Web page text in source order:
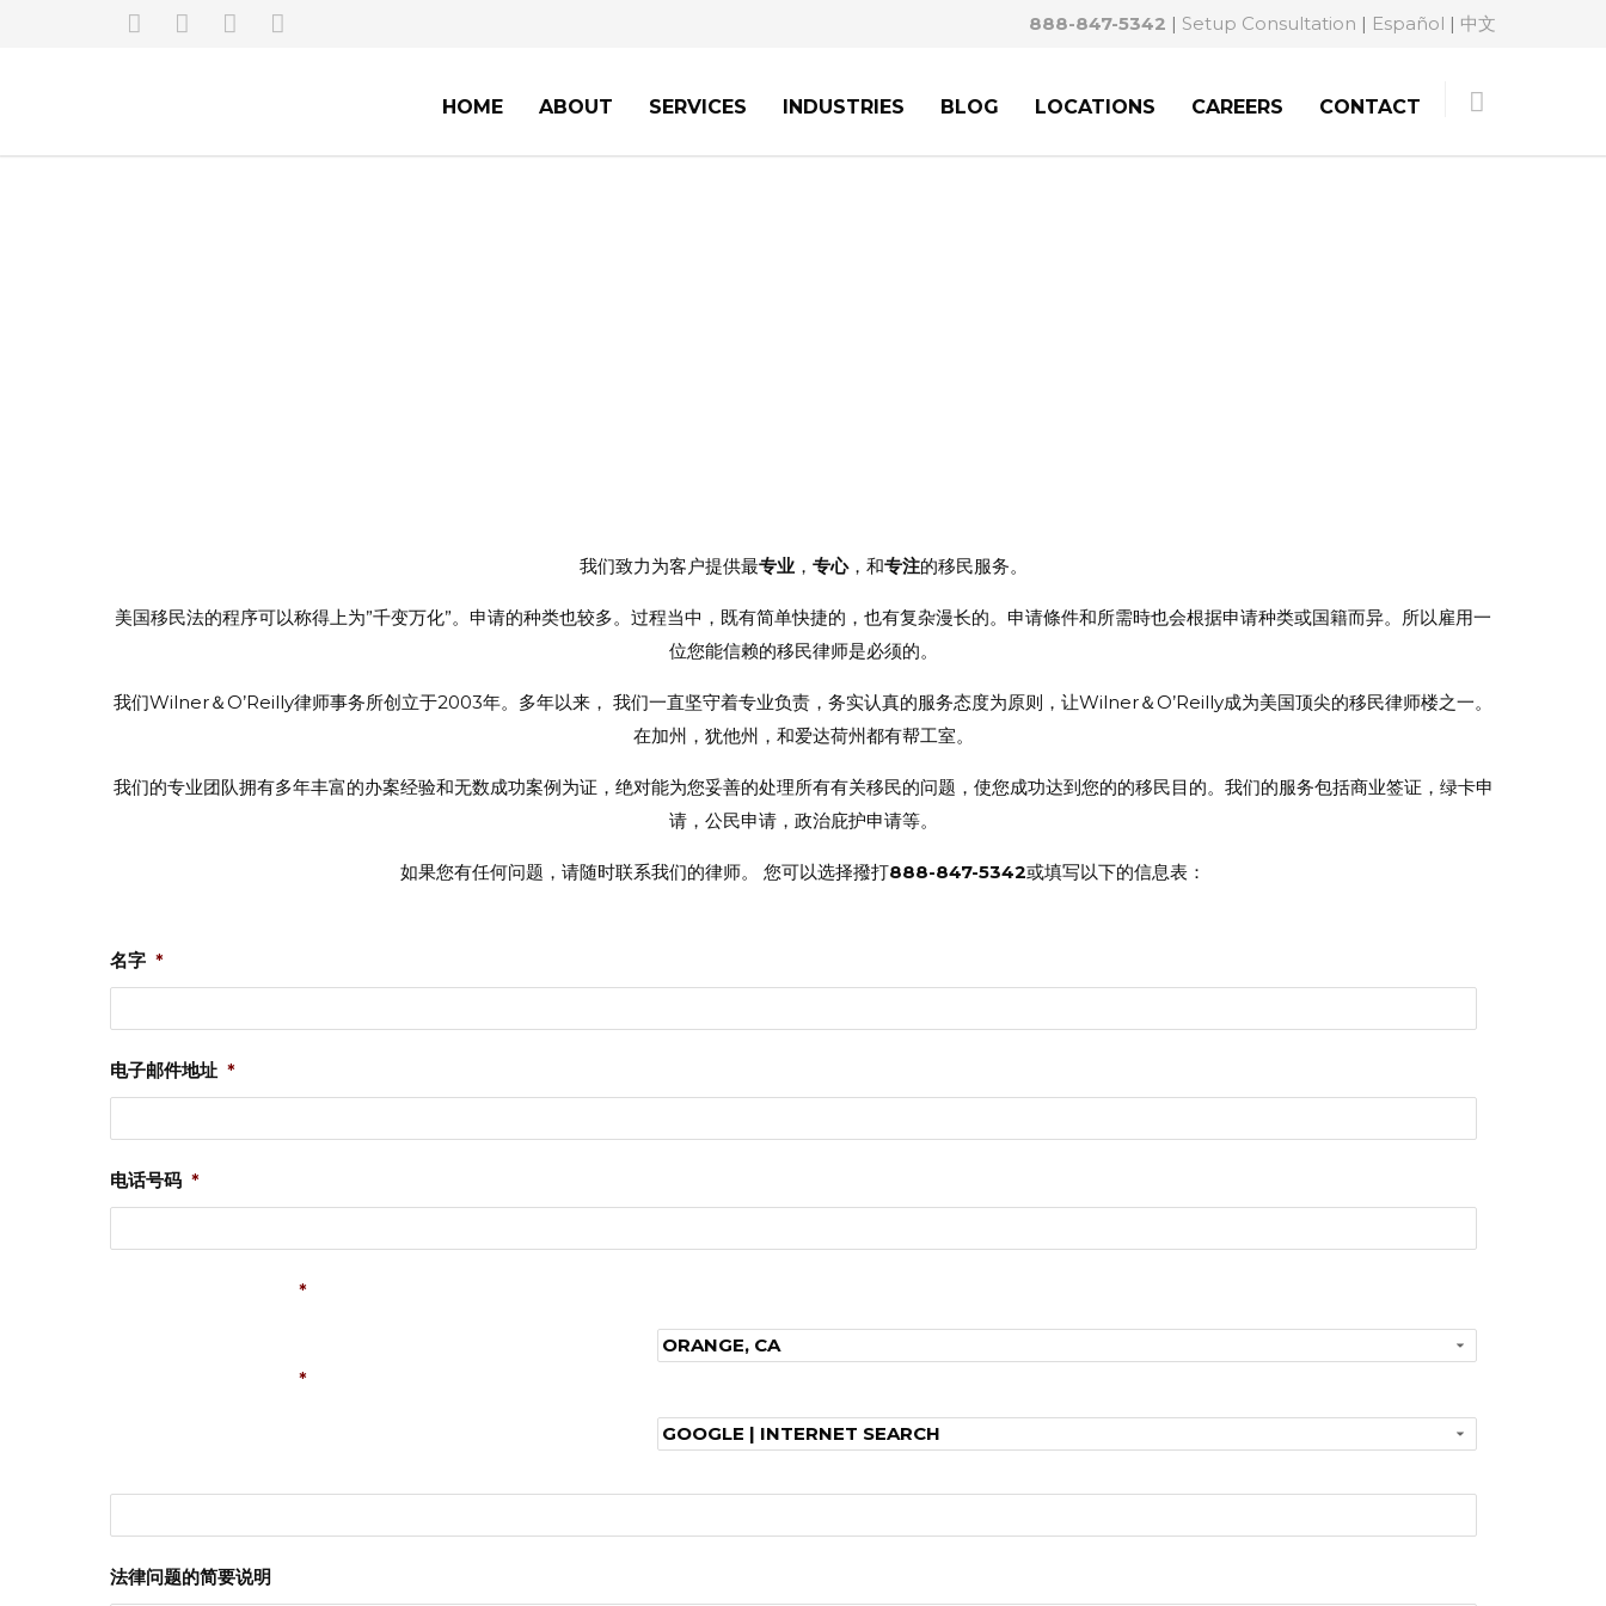
888-847-5342 | Setup Consultation | Español | 中文
HOME ABOUT SERVICES INDUSTRIES BLOG LOCATIONS CAREERS CONTACT
我们致力为客户提供最专业， 专心，和专注的移民服务。
美国移民法的程序可以称得上为”千变万化”。申请的种类也较多。过程当中，既有简单快捷的，也有复杂漫长的。申请條件和所需時也会根据申请种类或国籍而异。所以雇用一
位您能信赖的移民律师是必须的。
我们Wilner＆O’Reilly律师事务所创立于2003年。多年以来， 我们一直坚守着专业负责，务实认真的服务态度为原则，让Wilner＆O’Reilly成为美国顶尖的移民律师楼之一。
在加州，犹他州，和爱达荷州都有帮工室。
我们的专业团队拥有多年丰富的办案经验和无数成功案例为证，绝对能为您妥善的处理所有有关移民的问题，使您成功达到您的的移民目的。我们的服务包括商业签证，绿卡申
请，公民申请，政治庇护申请等。
如果您有任何问题，请随时联系我们的律师。 您可以选择撥打888-847-5342或填写以下的信息表：
名字 *
电子邮件地址 *
电话号码 *
*
*
法律问题的简要说明